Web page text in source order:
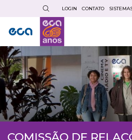
conteúdo
principal
LOGIN CONTATO
COMISSÃO DE